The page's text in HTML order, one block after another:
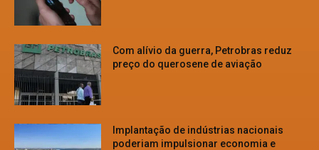
Com alívio da guerra, Petrobras reduz
preço do querosene de aviação
Implantação de indústrias nacionais
poderiam impulsionar economia e